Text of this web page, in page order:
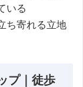
いる
ち寄れる立地
プ｜徒歩